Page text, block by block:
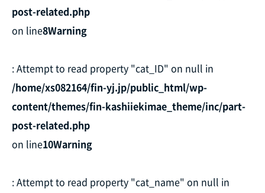
post-related.php
on line8Warning
: Attempt to read property "cat_ID" on null in
/home/xs082164/fin-yj.jp/public_html/wp-
content/themes/fin-kashiiekimae_theme/inc/part-
post-related.php
on line10Warning
: Attempt to read property "cat_name" on null in